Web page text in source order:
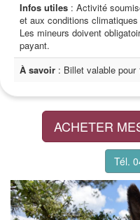
Infos utiles : Activité
et aux conditions
Les mineurs doivent
payant.
À savoir : Billet valable
ACHETER
Tél.